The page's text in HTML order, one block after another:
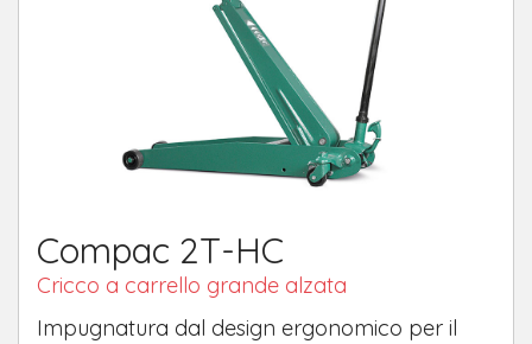
Compac 2T-HC
Cricco a carrello grande alzata
Impugnatura dal design ergonomico per il